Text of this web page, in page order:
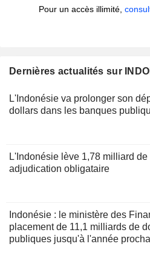
Pour un accès illimité,
Dernières actualités sur
L'Indonésie va prolonger son
dollars dans les banques
L'Indonésie lève 1,78 milliard
adjudication obligataire
Indonésie : le ministère des
placement de 11,1 milliards de
publiques jusqu'à l'année